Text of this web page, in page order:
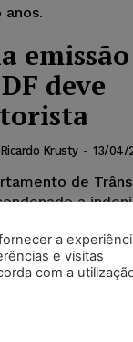
deve
Ricardo Krusty - 13/04/
de
a
quase dois
Ao
dos
a
e visitas
com a